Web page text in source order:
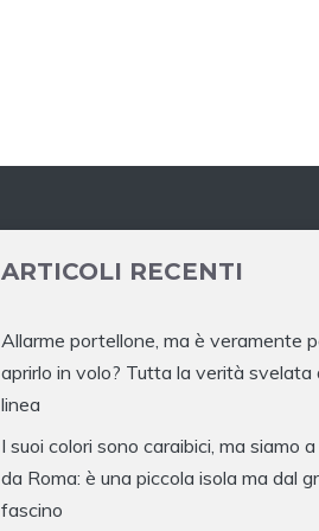
ARTICOLI RECENTI
Allarme portellone, ma è veramente
aprirlo in volo? Tutta la verità svelata
linea
I suoi colori sono caraibici, ma siamo
da Roma: è una piccola isola ma dal
fascino